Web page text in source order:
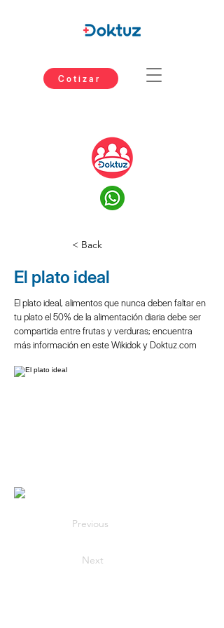
Cotizar
< Back
El plato ideal
El plato ideal, alimentos que nunca deben faltar en
tu plato el 50% de la alimentación diaria debe ser
compartida entre frutas y verduras; encuentra
más información en este Wikidok y Doktuz.com
Previous
Next